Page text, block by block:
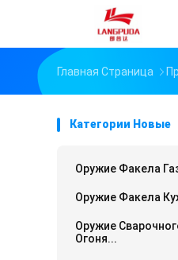
Главная Страница
Категории Новые
Оружие Факела
Оружие Факела
Оружие
Огоня...